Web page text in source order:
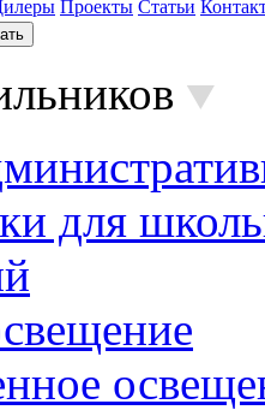
Проекты Статьи
для